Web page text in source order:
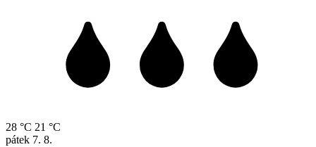
28 °C 21 °C
pátek 7. 8.